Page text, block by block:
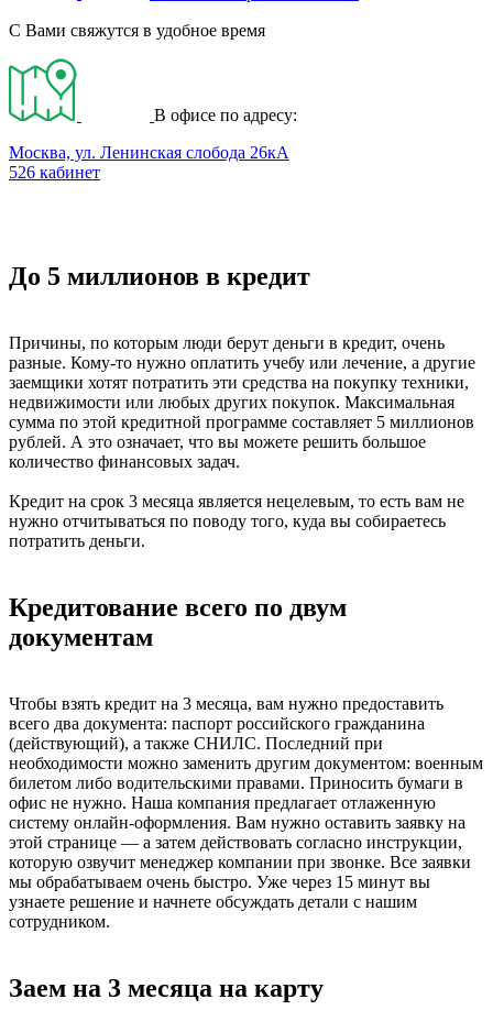
С Вами свяжутся в удобное время
В офисе по адресу:
Москва, ул. Ленинская слобода 26кА
526 кабинет
До 5 миллионов в кредит
Причины, по которым люди берут деньги в кредит, очень
разные. Кому-то нужно оплатить учебу или лечение, а другие
заемщики хотят потратить эти средства на покупку техники,
недвижимости или любых других покупок. Максимальная
сумма по этой кредитной программе составляет 5 миллионов
рублей. А это означает, что вы можете решить большое
количество финансовых задач.
Кредит на срок 3 месяца является нецелевым, то есть вам не
нужно отчитываться по поводу того, куда вы собираетесь
потратить деньги.
Кредитование всего по двум
документам
Чтобы взять кредит на 3 месяца, вам нужно предоставить
всего два документа: паспорт российского гражданина
(действующий), а также СНИЛС. Последний при
необходимости можно заменить другим документом: военным
билетом либо водительскими правами. Приносить бумаги в
офис не нужно. Наша компания предлагает отлаженную
систему онлайн-оформления. Вам нужно оставить заявку на
этой странице — а затем действовать согласно инструкции,
которую озвучит менеджер компании при звонке. Все заявки
мы обрабатываем очень быстро. Уже через 15 минут вы
узнаете решение и начнете обсуждать детали с нашим
сотрудником.
Заем на 3 месяца на карту